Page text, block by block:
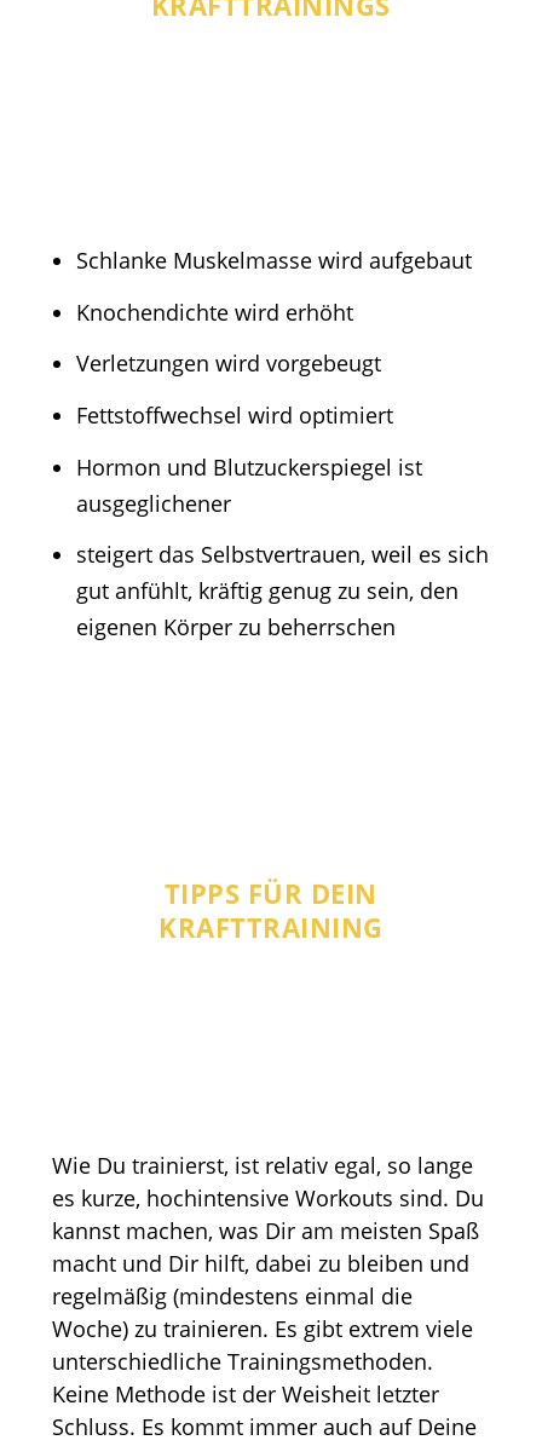
Schlanke Muskelmasse wird aufgebaut
Knochendichte wird erhöht
Verletzungen wird vorgebeugt
Fettstoffwechsel wird optimiert
Hormon und Blutzuckerspiegel ist
ausgeglichener
steigert das Selbstvertrauen, weil es sich
gut anfühlt, kräftig genug zu sein, den
eigenen Körper zu beherrschen
TIPPS FÜR DEIN
KRAFTTRAINING
Wie Du trainierst, ist relativ egal, so lange
es kurze, hochintensive Workouts sind. Du
kannst machen, was Dir am meisten Spaß
macht und Dir hilft, dabei zu bleiben und
regelmäßig (mindestens einmal die
Woche) zu trainieren. Es gibt extrem viele
unterschiedliche Trainingsmethoden.
Keine Methode ist der Weisheit letzter
Schluss. Es kommt immer auch auf Deine